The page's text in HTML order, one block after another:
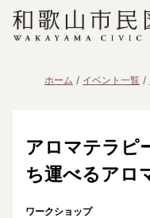
ホーム イベント一覧
アロマテラピ
ち運べるアロ
ワークショップ